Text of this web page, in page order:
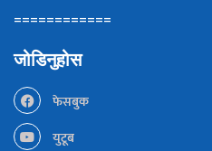
============
जोडिनुहोस
फेसबुक
युटूब